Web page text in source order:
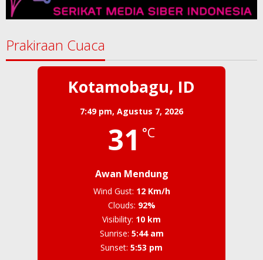
Prakiraan Cuaca
Kotamobagu, ID
7:49 pm, Agustus 7, 2026
31 °C
Awan Mendung
Wind Gust: 12 Km/h
Clouds: 92%
Visibility: 10 km
Sunrise: 5:44 am
Sunset: 5:53 pm